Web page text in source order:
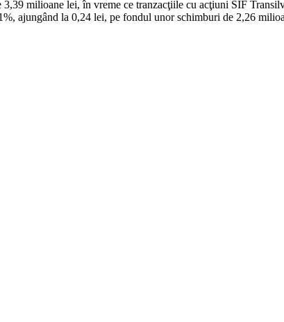
milioane lei, în vreme ce tranzacţiile cu acţiuni SIF
ajungând la 0,24 lei, pe fondul unor schimburi de 2,26